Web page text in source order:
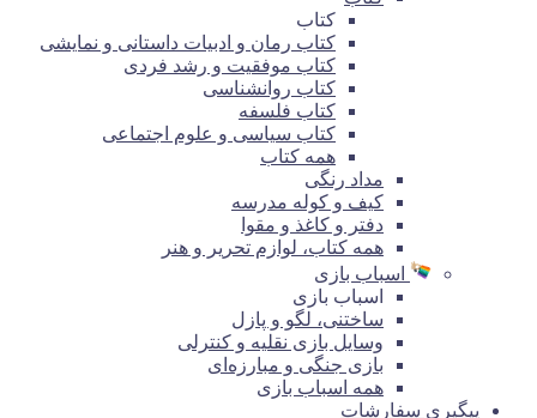
کتاب
کتاب رمان و ادبیات داستانی و نمایشی
کتاب موفقیت و رشد فردی
کتاب روانشناسی
کتاب فلسفه
کتاب سیاسی و علوم اجتماعی
همه کتاب
مداد رنگی
کیف و کوله مدرسه
دفتر و کاغذ و مقوا
همه کتاب، لوازم تحریر و هنر
اسباب بازی
اسباب بازی
ساختنی، لگو و پازل
وسایل بازی نقلیه و کنترلی
بازی جنگی و مبارزه‌ای
همه اسباب بازی
پیگیری سفارشات